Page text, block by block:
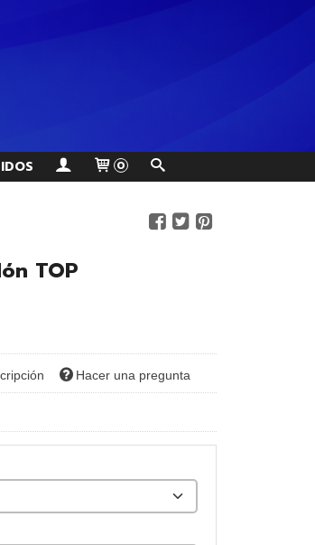
0
TOP
Hacer una pregunta